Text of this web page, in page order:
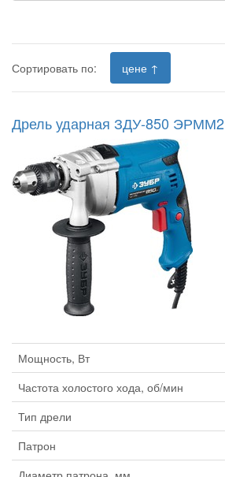
Сортировать по: цене ↑
Дрель ударная ЗДУ-850 ЭРММ2
Мощность, Вт
Частота холостого хода, об/мин
Тип дрели
Патрон